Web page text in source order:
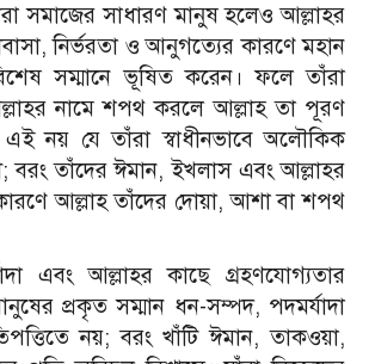
সমাজের সাধারণ মানুষ হলেও আল্লাহর
নির্ভরতা ও আনুগত্যের কারণে মহান
সম্মানে ভূষিত করেন। ফলে তাঁরা
নামে শপথ করলে আল্লাহ তা পূরণ
নয় যে তাঁরা স্বাধীনভাবে অলৌকিক
বরং তাঁদের ঈমান, ইখলাস এবং আল্লাহর
আল্লাহ তাঁদের দোয়া, আশা বা শপথ
এবং আল্লাহর কাছে গ্রহণযোগ্যতার
প্রকৃত সম্মান ধন-সম্পদ, পদমর্যাদা
নয়; বরং খাঁটি ঈমান, তাকওয়া,